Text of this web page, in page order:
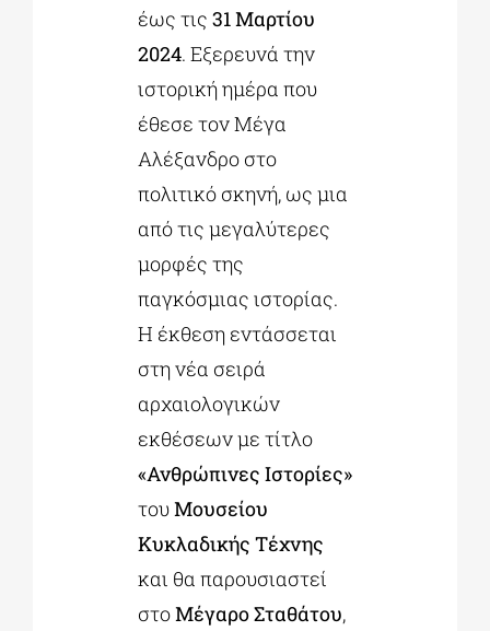
έως τις 31 Μαρτίου
2024. Εξερευνά την
ιστορική ημέρα που
έθεσε τον Μέγα
Αλέξανδρο στο
πολιτικό σκηνή, ως μια
από τις μεγαλύτερες
μορφές της
παγκόσμιας ιστορίας.
Η έκθεση εντάσσεται
στη νέα σειρά
αρχαιολογικών
εκθέσεων με τίτλο
«Ανθρώπινες Ιστορίες»
τουΜουσείου
Κυκλαδικής Τέχνης
και θα παρουσιαστεί
στοΜέγαρο Σταθάτου,